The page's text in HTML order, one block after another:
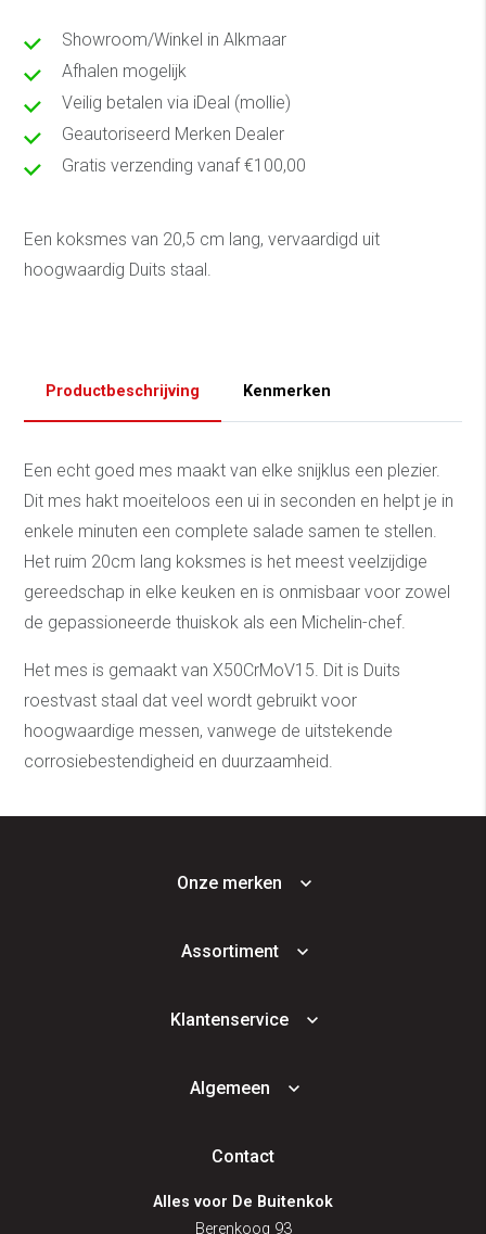
Showroom/Winkel in Alkmaar
Afhalen mogelijk
Veilig betalen via iDeal (mollie)
Geautoriseerd Merken Dealer
Gratis verzending vanaf €100,00
Een koksmes van 20,5 cm lang, vervaardigd uit
hoogwaardig Duits staal.
Productbeschrijving Kenmerken
Een echt goed mes maakt van elke snijklus een plezier.
Dit mes hakt moeiteloos een ui in seconden en helpt je in
enkele minuten een complete salade samen te stellen.
Het ruim 20cm lang koksmes is het meest veelzijdige
gereedschap in elke keuken en is onmisbaar voor zowel
de gepassioneerde thuiskok als een Michelin-chef.
Het mes is gemaakt van X50CrMoV15. Dit is Duits
roestvast staal dat veel wordt gebruikt voor
hoogwaardige messen, vanwege de uitstekende
corrosiebestendigheid en duurzaamheid.
Onze merken
Assortiment
Klantenservice
Algemeen
Contact
Alles voor De Buitenkok
Berenkoog 93